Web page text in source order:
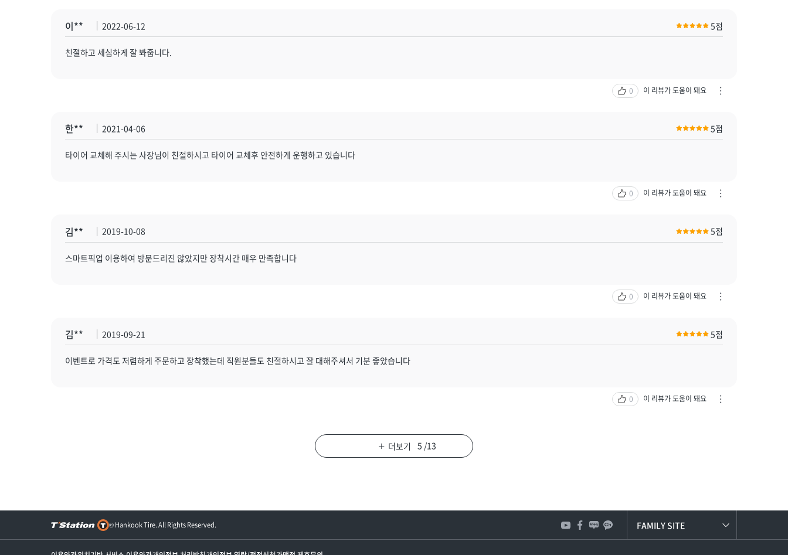
기
/
기
열
이** 2022-06-12 5점
친절하고 세심하게 잘 봐줍니다.
0 이 리뷰가 도움이 돼요
차
기
/
기
한** 2021-04-06 5점
타이어 교체해 주시는 사장님이 친절하시고 타이어 교체후 안전하게 운행하고 있습니다
0 이 리뷰가 도움이 돼요
차
기
/
기
열
김** 2019-10-08 5점
스마트픽업 이용하여 방문드리진 않았지만 장착시간 매우 만족합니다
0 이 리뷰가 도움이 돼요
차
기
/
기
열
김** 2019-09-21 5점
이벤트로 가격도 저렴하게 주문하고 장착했는데 직원분들도 친절하시고 잘 대해주셔서 기분 좋았습니다
0 이 리뷰가 도움이 돼요
차
열
기
더보기 5 /13
© Hankook Tire. All Rights Reserved. FAMILY SITE